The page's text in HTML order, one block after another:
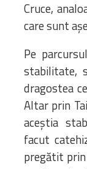
Cruce,
care sunt
Pe
stabilitate,
dragostea
Altar prin
aceștia
facut
pregătit prin